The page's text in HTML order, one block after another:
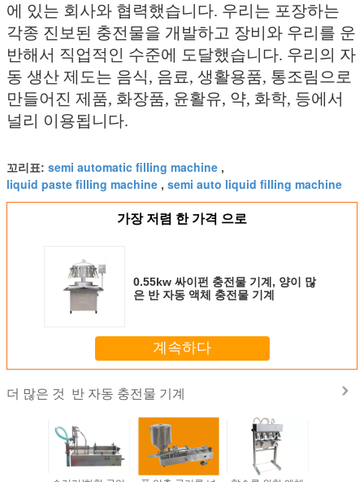
에 있는 회사와 협력했습니다. 우리는 포장하는
각종 진보된 충전물을 개발하고 장비와 우리를 운
반해서 직업적인 수준에 도달했습니다. 우리의 자
동 생산 제도는 음식, 음료, 생활용품, 통조림으로
만들어진 제품, 화장품, 윤활유, 약, 화학, 등에서
널리 이용됩니다.
꼬리표: semi automatic filling machine ,
liquid paste filling machine , semi auto liquid filling machine
가장 저렴 한 가격 으로
0.55kw 싸이펀 충전물 기계, 양이 많
은 반 자동 액체 충전물 기계
계속하다
더 많은 것 반 자동 충전물 기계